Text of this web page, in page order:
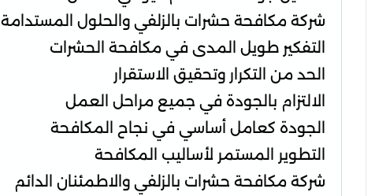
شركة مكافحة حشرات بالزلفي والحلول المستدامة
التفكير طويل المدى في مكافحة الحشرات
الحد من التكرار وتحقيق الاستقرار
الالتزام بالجودة في جميع مراحل العمل
الجودة كعامل أساسي في نجاح المكافحة
التطوير المستمر لأساليب المكافحة
شركة مكافحة حشرات بالزلفي والاطمئنان الدائم